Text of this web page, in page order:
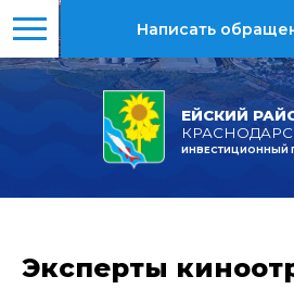
ЕЙСКИЙ
ИНВЕСТИЦИОННЫЙ
Написать
Эксперты